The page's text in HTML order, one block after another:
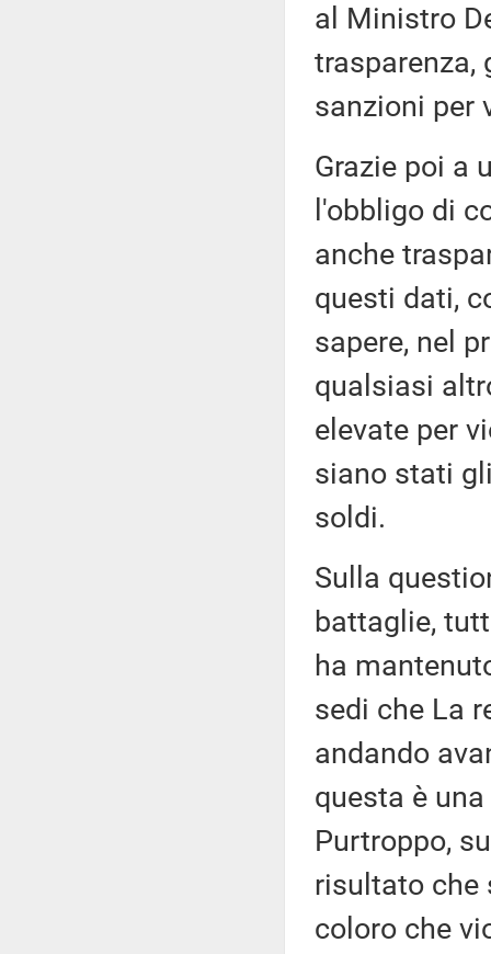
al Ministro
sanzioni per
Grazie poi a
l'obbligo di
anche
questi dati,
sapere, nel
qualsiasi
elevate per
siano stati
soldi.
Sulla
battaglie,
ha
sedi che La
andando
questa è
Purtroppo,
risultato che
coloro che